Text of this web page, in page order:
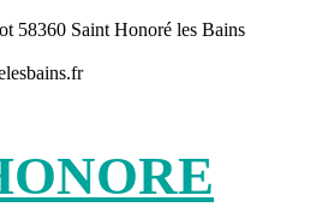
58360 Saint Honoré les Bains